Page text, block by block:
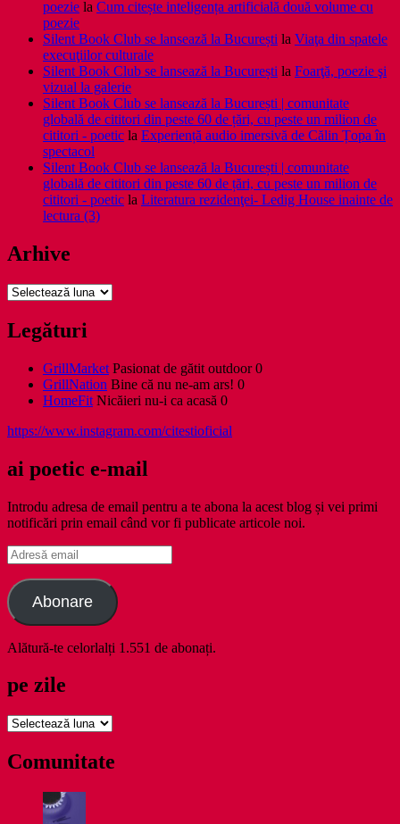
poezie la Cum citește inteligența artificială două volume cu
poezie
Silent Book Club se lansează la București la Viaţa din spatele
execuţiilor culturale
Silent Book Club se lansează la București la Foarţă, poezie şi
vizual la galerie
Silent Book Club se lansează la București | comunitate
globală de cititori din peste 60 de țări, cu peste un milion de
cititori - poetic la Experiență audio imersivă de Călin Țopa în
spectacol
Silent Book Club se lansează la București | comunitate
globală de cititori din peste 60 de țări, cu peste un milion de
cititori - poetic la Literatura rezidenţei- Ledig House inainte de
lectura (3)
Arhive
Arhive
Legături
GrillMarket Pasionat de gătit outdoor 0
GrillNation Bine că nu ne-am ars! 0
HomeFit Nicăieri nu-i ca acasă 0
https://www.instagram.com/citestioficial
ai poetic e-mail
Introdu adresa de email pentru a te abona la acest blog și vei primi
notificări prin email când vor fi publicate articole noi.
Adresă
email
Abonare
Alătură-te celorlalți 1.551 de abonați.
pe zile
pe
Comunitate